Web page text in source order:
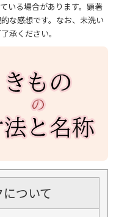
いる場合があります。顕著
な感想です。なお、未洗い
承ください。
ついて